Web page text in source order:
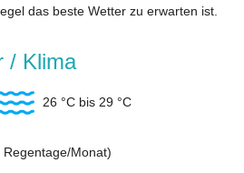
das beste Wetter zu erwarten ist.
/ Klima
26 °C bis 29 °C
Monat)